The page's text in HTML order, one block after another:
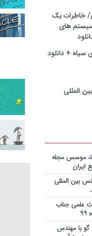
قراردادها
نوبل
قراردادها
نوبل
فایل
قراردادها
نوبل
در
کارخانه
در خصوص
از کجا
فایل
و دکتر
– برنامه
خاطرات یک
های
سیاه + دانلود
المللی
موسس مجله
ایران
بین المللی
علمی جناب
با مهندس